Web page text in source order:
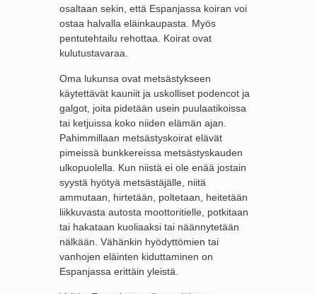
osaltaan sekin, että Espanjassa koiran voi
ostaa halvalla eläinkaupasta. Myös
pentutehtailu rehottaa. Koirat ovat
kulutustavaraa.
Oma lukunsa ovat metsästykseen
käytettävät kauniit ja uskolliset podencot ja
galgot, joita pidetään usein puulaatikoissa
tai ketjuissa koko niiden elämän ajan.
Pahimmillaan metsästyskoirat elävät
pimeissä bunkkereissa metsästyskauden
ulkopuolella. Kun niistä ei ole enää jostain
syystä hyötyä metsästäjälle, niitä
ammutaan, hirtetään, poltetaan, heitetään
liikkuvasta autosta moottoritielle, potkitaan
tai hakataan kuoliaaksi tai näännytetään
nälkään. Vähänkin hyödyttömien tai
vanhojen eläinten kiduttaminen on
Espanjassa erittäin yleistä.